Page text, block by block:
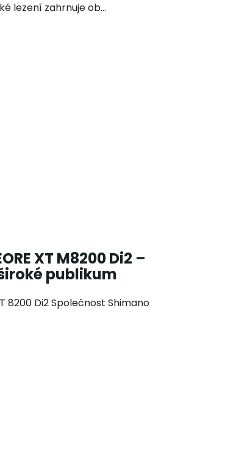
lezení zahrnuje ob...
XT M8200 Di2 –
publikum
8200 Di2 Společnost Shimano